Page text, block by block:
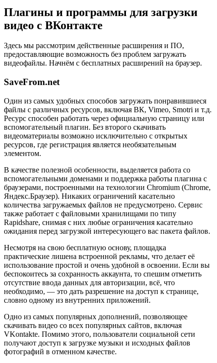
Плагины и программы для загрузки
видео с ВКонтакте
Здесь мы рассмотрим действенные расширения и ПО,
предоставляющие возможность без проблем загружать
видеофайлы. Начнём с бесплатных расширений на браузер.
SaveFrom.net
Один из самых удобных способов загружать понравившиеся
файлы с различных ресурсов, включая ВК, Vimeo, Smotri и т.д.
Ресурс способен работать через официальную страницу или
вспомогательный плагин. Без второго скачивать
видеоматериалы возможно исключительно с открытых
ресурсов, где регистрация является необязательным
элементом.
В качестве полезной особенности, выделяется работа со
вспомогательными доменами и поддержка работы плагина с
браузерами, построенными на технологии Chromium (Chrome,
Яндекс.Браузер). Никаких ограничений касательно
количества загружаемых файлов не предусмотрено. Сервис
также работает с файловыми хранилищами по типу
Rapidshare, снимая с них любые ограничения касательно
ожидания перед загрузкой интересующего вас пакета файлов.
Несмотря на свою бесплатную основу, площадка
практические лишена встроенной рекламы, что делает её
использование простой и очень удобной в освоении. Если вы
беспокоитесь за сохранность аккаунта, то спешим отметить
отсутствие ввода данных для авторизации, всё, что
необходимо, — это дать разрешение на доступ к странице,
словно одному из внутренних приложений.
Одно из самых популярных дополнений, позволяющее
скачивать видео со всех популярных сайтов, включая
VKontakte. Помимо этого, пользователи социальной сети
получают доступ к загрузке музыки и исходных файлов
фотографий в отменном качестве.